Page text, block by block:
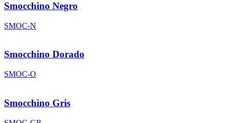
Smocchino Negro
SMOC-N
Smocchino Dorado
SMOC-O
Smocchino Gris